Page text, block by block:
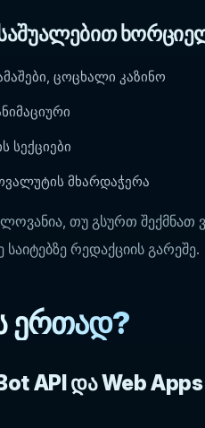
ცოცხალი კაზინო
სექციები
მხარდაჭერა
თუ გსურთ
რედაქციის გარეშე.
ერთად?
API და Web Apps